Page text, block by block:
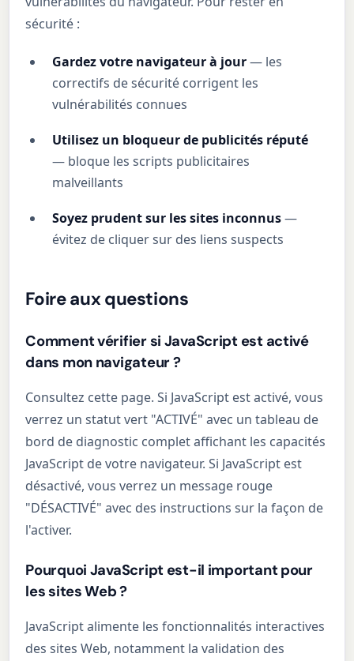
sécurité :
Gardez votre navigateur à jour— les
correctifs de sécurité corrigent les
vulnérabilités connues
Utilisez un bloqueur de publicités réputé
— bloque les scripts publicitaires
malveillants
Soyez prudent sur les sites inconnus—
évitez de cliquer sur des liens suspects
Foire aux questions
Comment vérifier si JavaScript est activé
dans mon navigateur ?
Consultez cette page. Si JavaScript est activé, vous
verrez un statut vert "ACTIVÉ" avec un tableau de
bord de diagnostic complet affichant les capacités
JavaScript de votre navigateur. Si JavaScript est
désactivé, vous verrez un message rouge
"DÉSACTIVÉ" avec des instructions sur la façon de
l'activer.
Pourquoi JavaScript est-il important pour
les sites Web ?
JavaScript alimente les fonctionnalités interactives
des sites Web, notamment la validation des